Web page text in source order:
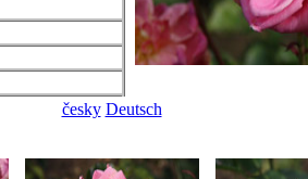
česky Deutsch